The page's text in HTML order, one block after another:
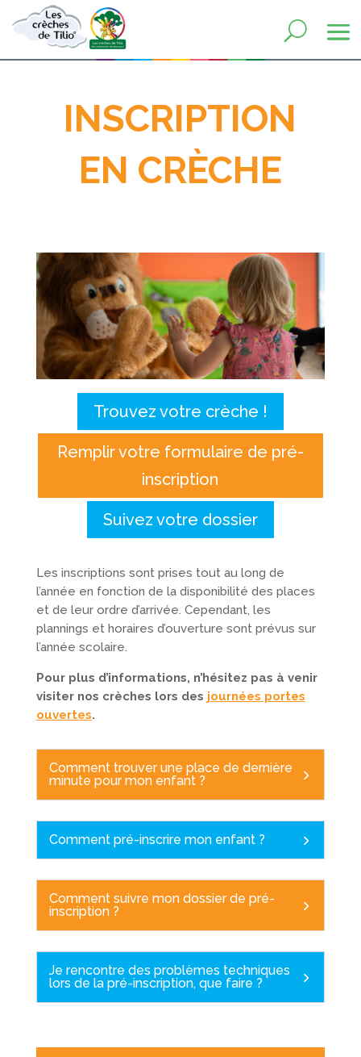
INSCRIPTION
EN CRÈCHE
Trouvez votre crèche !
Remplir votre formulaire de pré-
inscription
Suivez votre dossier
Les inscriptions sont prises tout au long de
l’année en fonction de la disponibilité des places
et de leur ordre d’arrivée. Cependant, les
plannings et horaires d’ouverture sont prévus sur
l’année scolaire.
Pour plus d’informations, n’hésitez pas à venir
visiter nos crèches lors des journées portes
ouvertes.
Comment trouver une place de dernière
minute pour mon enfant ?
Comment pré-inscrire mon enfant ?
Comment suivre mon dossier de pré-
inscription ?
Je rencontre des problèmes techniques
lors de la pré-inscription, que faire ?